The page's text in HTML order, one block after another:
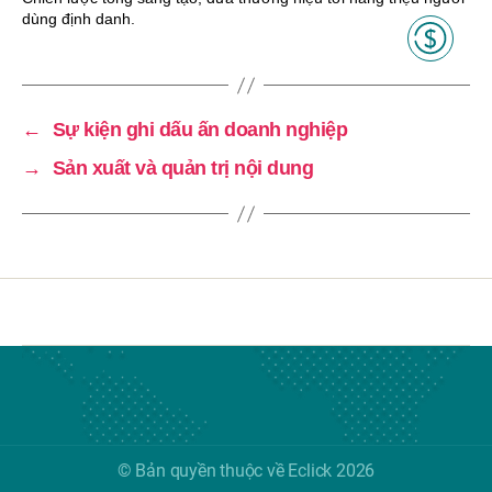
dùng định danh.
←
Sự kiện ghi dấu ấn doanh nghiệp
→
Sản xuất và quản trị nội dung
© Bản quyền thuộc về Eclick 2026